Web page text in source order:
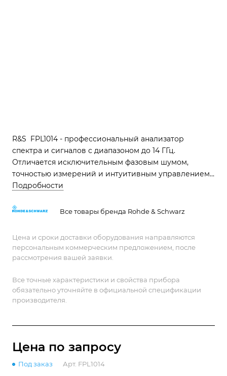
R&S FPL1014 - профессиональный анализатор
спектра и сигналов с диапазоном до 14 ГГц.
Отличается исключительным фазовым шумом,
точностью измерений и интуитивным управлением.
Идеален для анализа сигналов, измерений
Подробности
Все товары бренда Rohde & Schwarz
Цена и сроки доставки оборудования направляются
персональным коммерческим предложением, после
рассмотрения вашей заявки.
Все точные характеристики и свойства прибора
обязательно уточняйте в официальной спецификации
производителя.
Цена по запросу
Под заказ Арт. FPL1014